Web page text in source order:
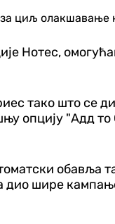
циљ олакшавање
Нотес,
тако што се
опцију "Адд
дио шире